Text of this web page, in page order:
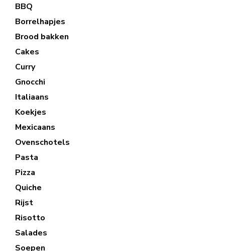
BBQ
Borrelhapjes
Brood bakken
Cakes
Curry
Gnocchi
Italiaans
Koekjes
Mexicaans
Ovenschotels
Pasta
Pizza
Quiche
Rijst
Risotto
Salades
Soepen